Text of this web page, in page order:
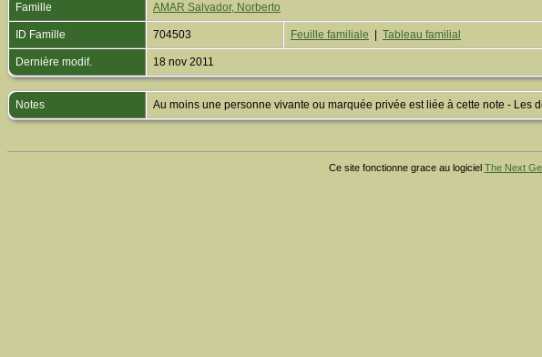
Famille AMAR Salvador, Norberto
ID Famille 704503 Feuille familiale Tableau familial
Dernière modif. 18 nov 2011
Notes Au moins une personne vivante ou marquée privée est liée à cette note - Les
Ce site fonctionne grace au logiciel The Next